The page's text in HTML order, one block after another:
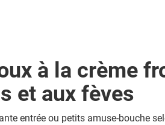
à la crème
et aux fèves
entrée ou petits amuse-bouche